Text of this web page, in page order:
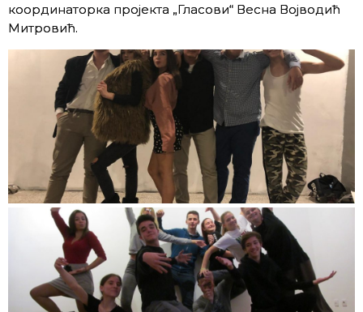
координаторка пројекта „Гласови“ Весна Војводић
Митровић.